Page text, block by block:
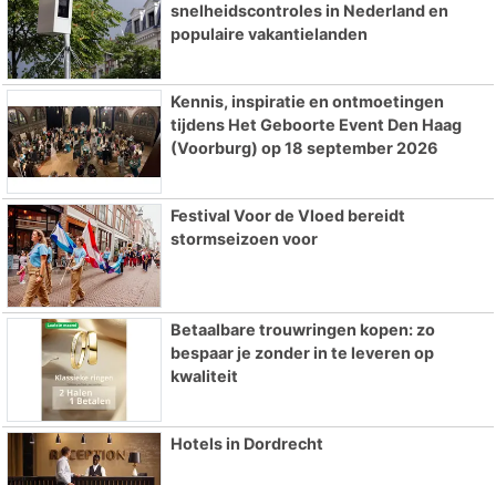
snelheidscontroles in Nederland en
populaire vakantielanden
Kennis, inspiratie en ontmoetingen
tijdens Het Geboorte Event Den Haag
(Voorburg) op 18 september 2026
Festival Voor de Vloed bereidt
stormseizoen voor
Betaalbare trouwringen kopen: zo
bespaar je zonder in te leveren op
kwaliteit
Hotels in Dordrecht